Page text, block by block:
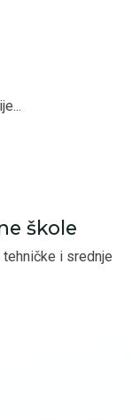
škole
i srednje